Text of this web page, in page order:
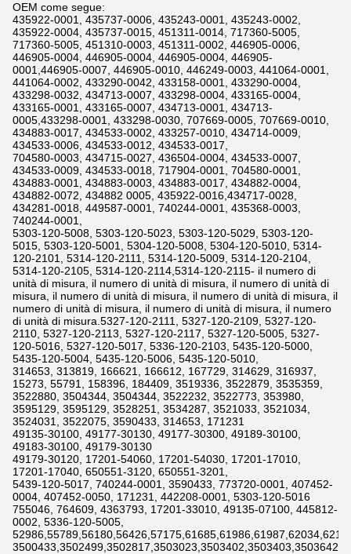
OEM come segue:
435922-0001, 435737-0006, 435243-0001, 435243-0002,
435922-0004, 435737-0015, 451311-0014, 717360-5005,
717360-5005, 451310-0003, 451311-0002, 446905-0006,
446905-0004, 446905-0004, 446905-0004, 446905-
0001,446905-0007, 446905-0010, 446249-0003, 441064-0001,
441064-0002, 433290-0042, 433158-0001, 433290-0004,
433298-0032, 434713-0007, 433298-0004, 433165-0004,
433165-0001, 433165-0007, 434713-0001, 434713-
0005,433298-0001, 433298-0030, 707669-0005, 707669-0010,
434883-0017, 434533-0002, 433257-0010, 434714-0009,
434533-0006, 434533-0012, 434533-0017,
704580-0003, 434715-0027, 436504-0004, 434533-0007,
434533-0009, 434533-0018, 717904-0001, 704580-0001,
434883-0001, 434883-0003, 434883-0017, 434882-0004,
434882-0072, 434882 0005, 435922-0016,434717-0028,
434281-0018, 449587-0001, 740244-0001, 435368-0003,
740244-0001,
5303-120-5008, 5303-120-5023, 5303-120-5029, 5303-120-
5015, 5303-120-5001, 5304-120-5008, 5304-120-5010, 5314-
120-2101, 5314-120-2111, 5314-120-5009, 5314-120-2104,
5314-120-2105, 5314-120-2114,5314-120-2115- il numero di
unità di misura, il numero di unità di misura, il numero di unità di
misura, il numero di unità di misura, il numero di unità di misura, il
numero di unità di misura, il numero di unità di misura, il numero
di unità di misura.5327-120-2111, 5327-120-2109, 5327-120-
2110, 5327-120-2113, 5327-120-2117, 5327-120-5005, 5327-
120-5016, 5327-120-5017, 5336-120-2103, 5435-120-5000,
5435-120-5004, 5435-120-5006, 5435-120-5010,
314653, 313819, 166621, 166612, 167729, 314629, 316937,
15273, 55791, 158396, 184409, 3519336, 3522879, 3535359,
3522880, 3504344, 3504344, 3522232, 3522773, 353980,
3595129, 3595129, 3528251, 3534287, 3521033, 3521034,
3524031, 3522075, 3590433, 314653, 171231
49135-30100, 49177-30130, 49177-30300, 49189-30100,
49183-30100, 49179-30130
49179-30120, 17201-54060, 17201-54030, 17201-17010,
17201-17040, 650551-3120, 650551-3201,
5439-120-5017, 740244-0001, 3590433, 773720-0001, 407452-
0004, 407452-0050, 171231, 442208-0001, 5303-120-5016
755046, 764609, 4363793, 17201-33010, 49135-07100, 445812-
0002, 5336-120-5005,